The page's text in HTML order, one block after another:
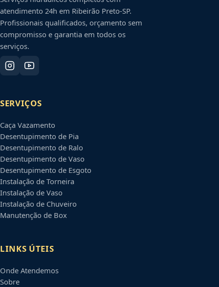
atendimento 24h em Ribeirão Preto-SP.
Profissionais qualificados, orçamento sem
compromisso e garantia em todos os
serviços.
SERVIÇOS
Caça Vazamento
Desentupimento de Pia
Desentupimento de Ralo
Desentupimento de Vaso
Desentupimento de Esgoto
Instalação de Torneira
Instalação de Vaso
Instalação de Chuveiro
Manutenção de Box
LINKS ÚTEIS
Onde Atendemos
Sobre